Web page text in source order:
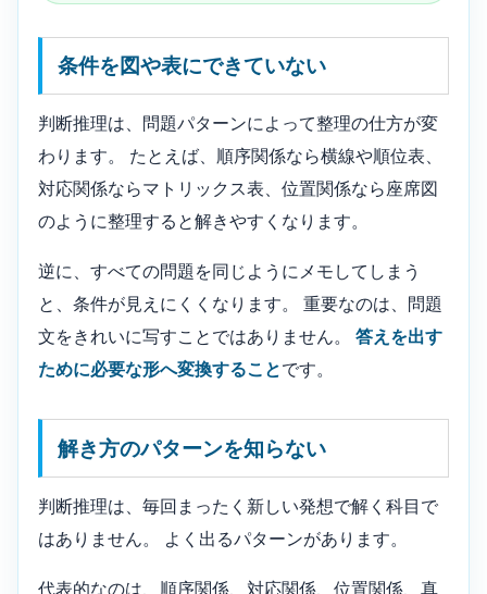
条件を図や表にできていない
判断推理は、問題パターンによって整理の仕方が変
わります。 たとえば、順序関係なら横線や順位表、
対応関係ならマトリックス表、位置関係なら座席図
のように整理すると解きやすくなります。
逆に、すべての問題を同じようにメモしてしまう
と、条件が見えにくくなります。 重要なのは、問題
文をきれいに写すことではありません。 答えを出す
ために必要な形へ変換することです。
解き方のパターンを知らない
判断推理は、毎回まったく新しい発想で解く科目で
はありません。 よく出るパターンがあります。
代表的なのは、順序関係、対応関係、位置関係、真